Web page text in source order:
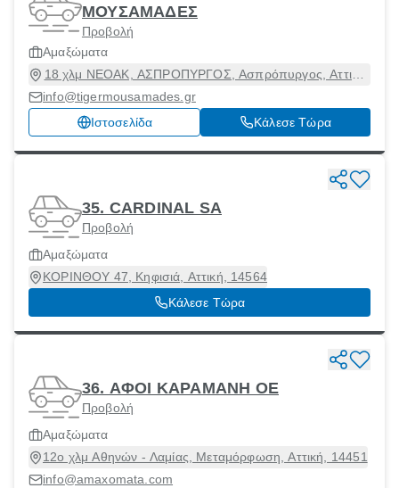
ΜΟΥΣΑΜΑΔΕΣ
Προβολή
Αμαξώματα
18 χλμ ΝΕΟΑΚ, ΑΣΠΡΟΠΥΡΓΟΣ, Ασπρόπυργος, Αττική,
19300
info@tigermousamades.gr
Ιστοσελίδα
Κάλεσε Τώρα
35. CARDINAL SA
Προβολή
Αμαξώματα
ΚΟΡΙΝΘΟΥ 47, Κηφισιά, Αττική, 14564
Κάλεσε Τώρα
36. ΑΦΟΙ ΚΑΡΑΜΑΝΗ ΟΕ
Προβολή
Αμαξώματα
12ο χλμ Αθηνών - Λαμίας, Μεταμόρφωση, Αττική, 14451
info@amaxomata.com